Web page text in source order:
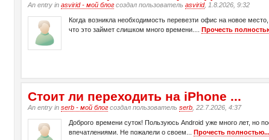
An entry inasvirid - мой блогсоздал пользовательasvirid, 1.8.2026, 9:32
Когда возникла необходимость перевезти офис на новое
что это займет слишком много времени....
Прочесть
Стоит ли переходить на iPhone ...
An entry inserb - мой блогсоздал пользовательserb , 22.7.2026, 4:37
Доброго времени суток! Пользуюсь Android уже много лет, но
впечатлениями. Не пожалели о своем...Прочесть полностью...